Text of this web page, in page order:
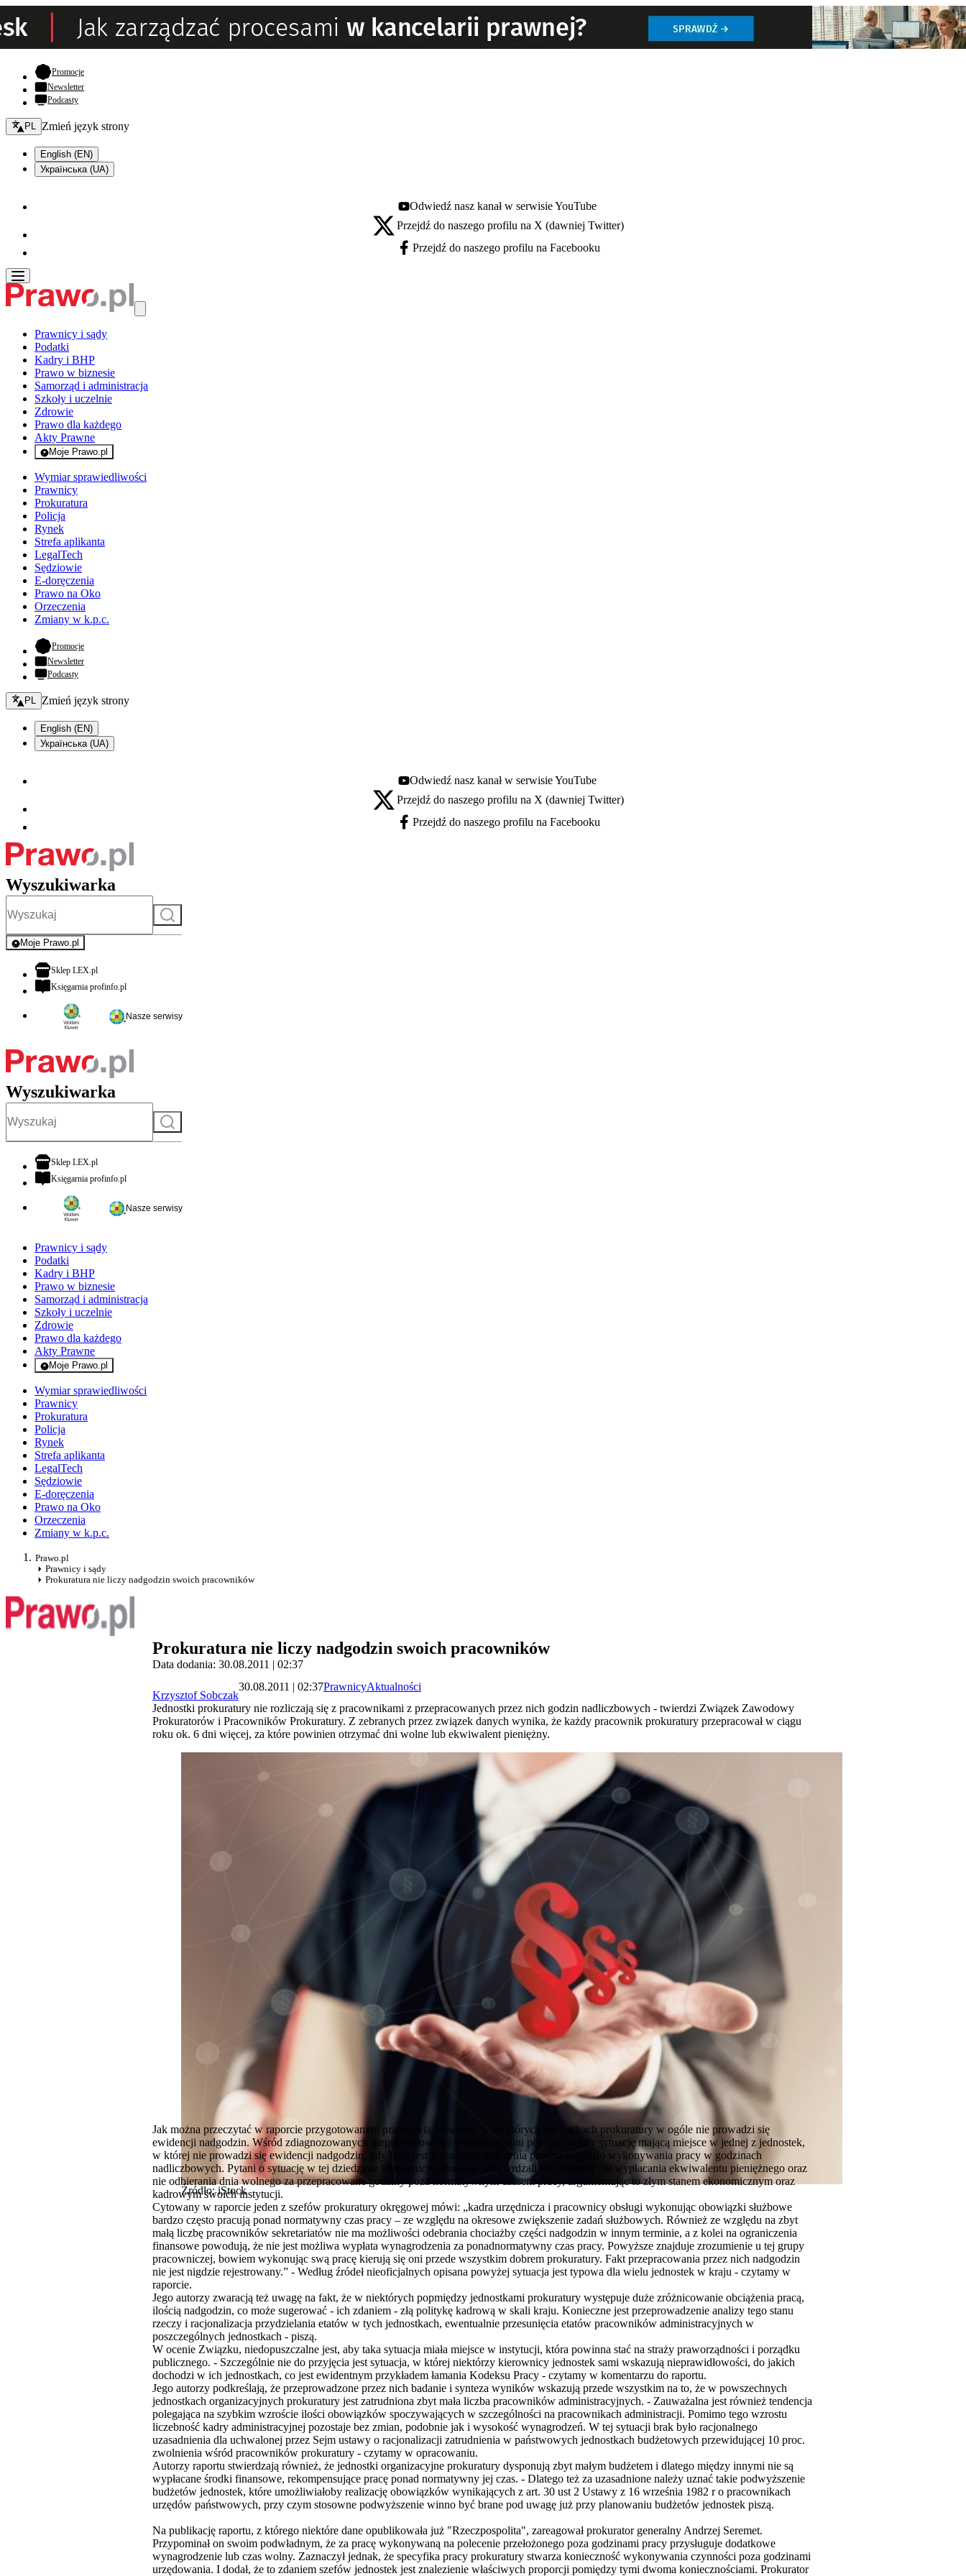
Promocje- otwiera się w nowej karcie
Newsletter
Podcasty
Zmień język - bieżący:
PL Zmień język strony
English (EN)
Українська (UA)
Youtube - otwiera się w nowej karcie
Odwiedź nasz kanał w serwisie YouTube
X - otwiera się w nowej karcie
Przejdź do naszego profilu na X (dawniej Twitter)
Facebook - otwiera się w nowej karcie
Przejdź do naszego profilu na Facebooku
Prawnicy i sądy
Podatki
Kadry i BHP
Prawo w biznesie
Samorząd i administracja
Szkoły i uczelnie
Zdrowie
Prawo dla każdego
Akty Prawne
Moje Prawo.pl
- rejestracja i logowanie do serwisu
Wymiar sprawiedliwości
Prawnicy
Prokuratura
Policja
Rynek
Strefa aplikanta
LegalTech
Sędziowie
E-doręczenia
Prawo na Oko
Orzeczenia
Zmiany w k.p.c.
Promocje- otwiera się w nowej karcie
Newsletter
Podcasty
Zmień język - bieżący:
PL Zmień język strony
English (EN)
Українська (UA)
Youtube - otwiera się w nowej karcie
Odwiedź nasz kanał w serwisie YouTube
X - otwiera się w nowej karcie
Przejdź do naszego profilu na X (dawniej Twitter)
Facebook - otwiera się w nowej karcie
Przejdź do naszego profilu na Facebooku
Wyszukiwarka
Szukaj
Moje Prawo.pl
- rejestracja i logowanie do serwisu
Sklep LEX.plotwiera się w nowej karcie
Księgarnia profinfo.plotwiera się w nowej karcie
Nasze serwisy
Wyszukiwarka
Szukaj
Sklep LEX.plotwiera się w nowej karcie
Księgarnia profinfo.plotwiera się w nowej karcie
Nasze serwisy
Prawnicy i sądy
Podatki
Kadry i BHP
Prawo w biznesie
Samorząd i administracja
Szkoły i uczelnie
Zdrowie
Prawo dla każdego
Akty Prawne
Moje Prawo.pl
- rejestracja i logowanie do serwisu
Wymiar sprawiedliwości
Prawnicy
Prokuratura
Policja
Rynek
Strefa aplikanta
LegalTech
Sędziowie
E-doręczenia
Prawo na Oko
Orzeczenia
Zmiany w k.p.c.
Prawo.pl
Prawnicy i sądy
Prokuratura nie liczy nadgodzin swoich pracowników
Prokuratura nie liczy nadgodzin swoich pracowników
Data dodania: 30.08.2011 | 02:37
Krzysztof Sobczak
30.08.2011 | 02:37PrawnicyAktualności
Jednostki prokuratury nie rozliczają się z pracownikami z przepracowanych przez nich godzin nadliczbowych - twierdzi Związek Zawodowy
Prokuratorów i Pracowników Prokuratury. Z zebranych przez związek danych wynika, że każdy pracownik prokuratury przepracował w ciągu
roku ok. 6 dni więcej, za które powinien otrzymać dni wolne lub ekwiwalent pieniężny.
Źródło: iStock
Jak można przeczytać w raporcie przygotowanym przez związkowców, w niektórych jednostkach prokuratury w ogóle nie prowadzi się
ewidencji nadgodzin. Wśród zdiagnozowanych nieprawidłowości wymieniają oni ponadto należy sytuację mającą miejsce w jednej z jednostek,
w której nie prowadzi się ewidencji nadgodzin, gdy brak jest wyraźnego polecenia przełożonego do wykonywania pracy w godzinach
nadliczbowych. Pytani o sytuację w tej dziedzinie kierownicy jednostek potwierdzali też praktykę nie wypłacania ekwiwalentu pieniężnego oraz
nie odbierania dnia wolnego za przepracowane godziny poza normatywnym czasem pracy, argumentując to złym stanem ekonomicznym oraz
kadrowym swoich instytucji.
Cytowany w raporcie jeden z szefów prokuratury okręgowej mówi: „kadra urzędnicza i pracownicy obsługi wykonując obowiązki służbowe
bardzo często pracują ponad normatywny czas pracy – ze względu na okresowe zwiększenie zadań służbowych. Również ze względu na zbyt
małą liczbę pracowników sekretariatów nie ma możliwości odebrania chociażby części nadgodzin w innym terminie, a z kolei na ograniczenia
finansowe powodują, że nie jest możliwa wypłata wynagrodzenia za ponadnormatywny czas pracy. Powyższe znajduje zrozumienie u tej grupy
pracowniczej, bowiem wykonując swą pracę kierują się oni przede wszystkim dobrem prokuratury. Fakt przepracowania przez nich nadgodzin
nie jest nigdzie rejestrowany.” - Według źródeł nieoficjalnych opisana powyżej sytuacja jest typowa dla wielu jednostek w kraju - czytamy w
raporcie.
Jego autorzy zwaracją też uwagę na fakt, że w niektórych popmiędzy jednostkami prokuratury występuje duże zróżnicowanie obciążenia pracą,
ilością nadgodzin, co może sugerować - ich zdaniem - złą politykę kadrową w skali kraju. Konieczne jest przeprowadzenie analizy tego stanu
rzeczy i racjonalizacja przydzielania etatów w tych jednostkach, ewentualnie przesunięcia etatów pracowników administracyjnych w
poszczególnych jednostkach - piszą.
W ocenie Związku, niedopuszczalne jest, aby taka sytuacja miała miejsce w instytucji, która powinna stać na straży praworządności i porządku
publicznego. - Szczególnie nie do przyjęcia jest sytuacja, w której niektórzy kierownicy jednostek sami wskazują nieprawidłowości, do jakich
dochodzi w ich jednostkach, co jest ewidentnym przykładem łamania Kodeksu Pracy - czytamy w komentarzu do raportu.
Jego autorzy podkreślają, że przeprowadzone przez nich badanie i synteza wyników wskazują przede wszystkim na to, że w powszechnych
jednostkach organizacyjnych prokuratury jest zatrudniona zbyt mała liczba pracowników administracyjnych. - Zauważalna jest również tendencja
polegająca na szybkim wzroście ilości obowiązków spoczywających w szczególności na pracownikach administracji. Pomimo tego wzrostu
liczebność kadry administracyjnej pozostaje bez zmian, podobnie jak i wysokość wynagrodzeń. W tej sytuacji brak było racjonalnego
uzasadnienia dla uchwalonej przez Sejm ustawy o racjonalizacji zatrudnienia w państwowych jednostkach budżetowych przewidującej 10 proc.
zwolnienia wśród pracowników prokuratury - czytamy w opracowaniu.
Autorzy raportu stwierdzają również, że jednostki organizacyjne prokuratury dysponują zbyt małym budżetem i dlatego między innymi nie są
wypłacane środki finansowe, rekompensujące pracę ponad normatywny jej czas. - Dlatego też za uzasadnione należy uznać takie podwyższenie
budżetów jednostek, które umożliwiałoby realizację obowiązków wynikających z art. 30 ust 2 Ustawy z 16 września 1982 r o pracownikach
urzędów państwowych, przy czym stosowne podwyższenie winno być brane pod uwagę już przy planowaniu budżetów jednostek piszą.
Na publikację raportu, z którego niektóre dane opublikowała już "Rzeczpospolita", zareagował prokurator generalny Andrzej Seremet.
Przypominał on swoim podwładnym, że za pracę wykonywaną na polecenie przełożonego poza godzinami pracy przysługuje dodatkowe
wynagrodzenie lub czas wolny. Zaznaczył jednak, że specyfika pracy prokuratury stwarza konieczność wykonywania czynności poza godzinami
urzędowania. I dodał, że to zdaniem szefów jednostek jest znalezienie właściwych proporcji pomiędzy tymi dwoma koniecznościami. Prokurator